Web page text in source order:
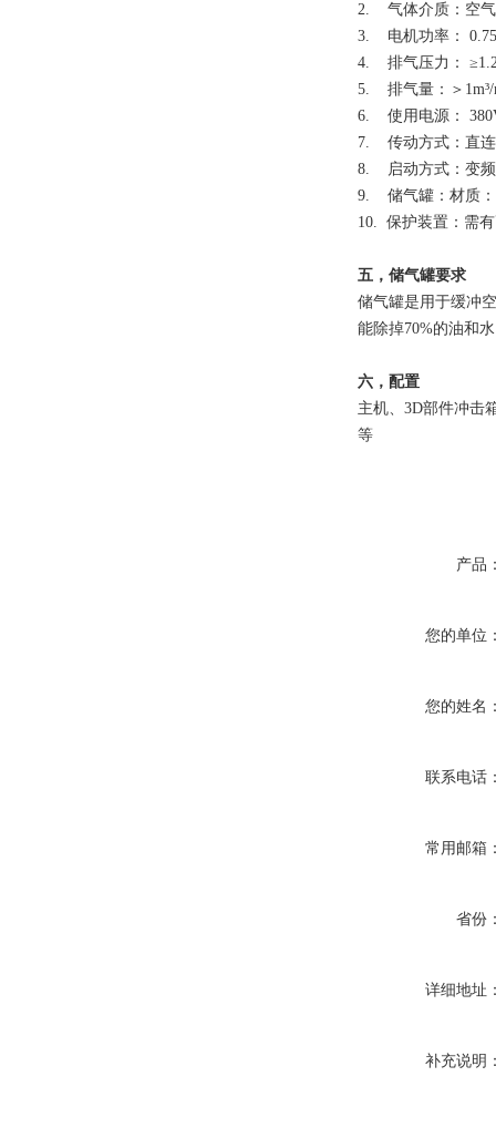
2. 气体介质：空
3. 电机功率：
4. 排气压力：
5. 排气量：＞1m³/
6. 使用电源：
7. 传动方式：直
8. 启动方式：变
9. 储气罐：材质：
10. 保护装置：需
五，储气罐要求
储气罐是用于缓冲
能除掉70%的油和
六，配置
主机、3D部件冲击
等
产品
您的单位
您的姓名
联系电话
常用邮箱
省份
详细地址
补充说明